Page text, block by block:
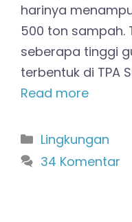
harinya
500 ton sampah.
seberapa tinggi
terbentuk di TPA
Read more
Kategori
Lingkungan
34 Komentar